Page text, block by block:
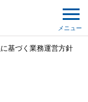
メニュー
基づく業務運営方針